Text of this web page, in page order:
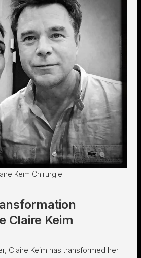
Keim Chirurgie
Claire Keim
Claire Keim has transformed her